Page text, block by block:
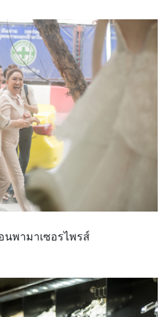
นพามาเซอรไพรส์